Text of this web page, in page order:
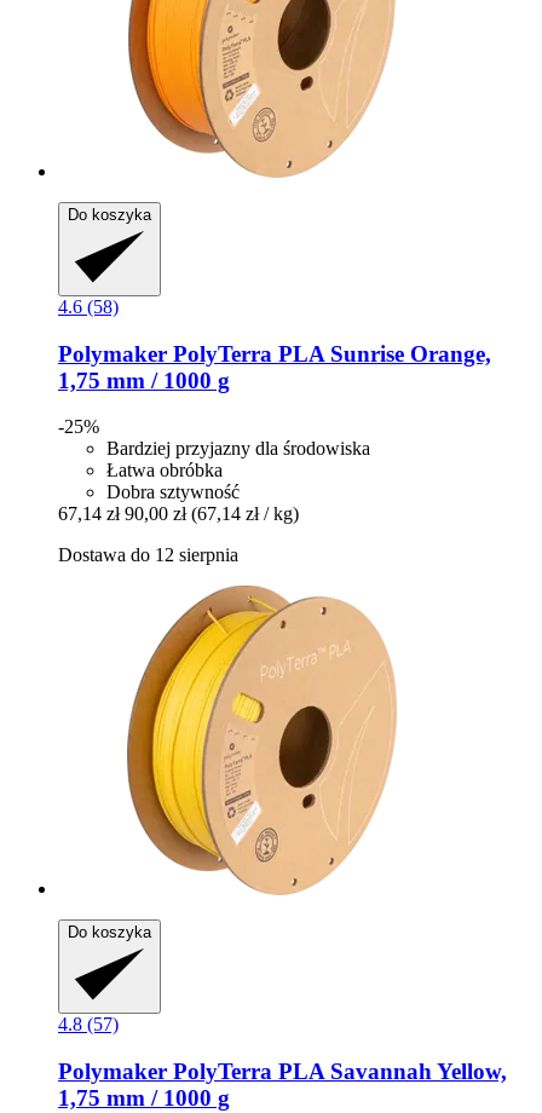
Do koszyka
4.6 (58)
Polymaker PolyTerra PLA Sunrise Orange,
1,75 mm / 1000 g
-25%
Bardziej przyjazny dla środowiska
Łatwa obróbka
Dobra sztywność
67,14 zł 90,00 zł (67,14 zł / kg)
Dostawa do 12 sierpnia
Do koszyka
4.8 (57)
Polymaker PolyTerra PLA Savannah Yellow,
1,75 mm / 1000 g